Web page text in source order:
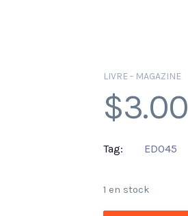
LIVRE - MAGAZINE
$3.00
Tag: ED045
1 en stock